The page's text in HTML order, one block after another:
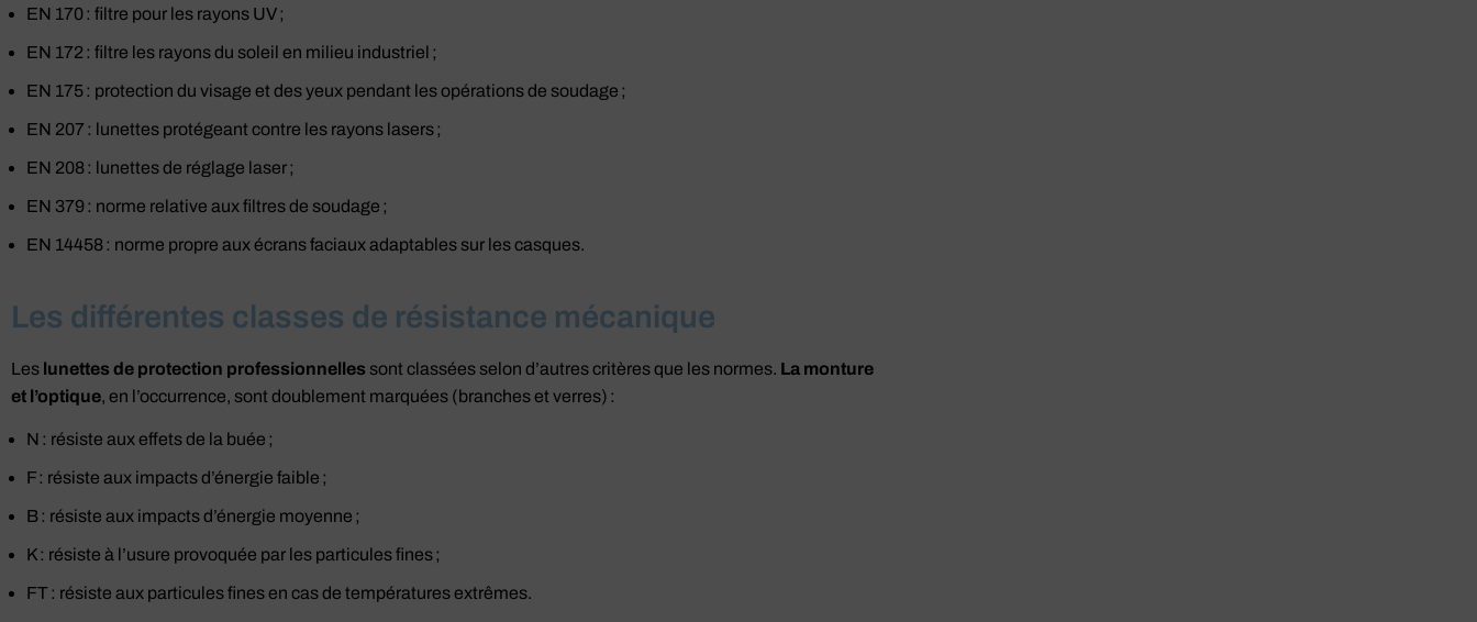
EN 170 : filtre pour les rayons UV ;
EN 172 : filtre les rayons du soleil en milieu industriel ;
EN 175 : protection du visage et des yeux pendant les opérations de soudage ;
EN 207 : lunettes protégeant contre les rayons lasers ;
EN 208 : lunettes de réglage laser ;
EN 379 : norme relative aux filtres de soudage ;
EN 14458 : norme propre aux écrans faciaux adaptables sur les casques.
Les différentes classes de résistance mécanique
Les lunettes de protection professionnelles sont classées selon d’autres critères que les normes. La monture
et l’optique, en l’occurrence, sont doublement marquées (branches et verres) :
N : résiste aux effets de la buée ;
F : résiste aux impacts d’énergie faible ;
B : résiste aux impacts d’énergie moyenne ;
K : résiste à l’usure provoquée par les particules fines ;
FT : résiste aux particules fines en cas de températures extrêmes.